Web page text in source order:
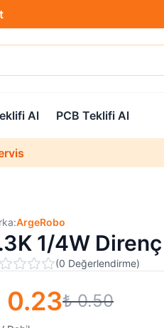
Al PCB Teklifi Al
ArgeRobo
1/4W Direnç
(0 Değerlendirme)
0.23₺ 0.50